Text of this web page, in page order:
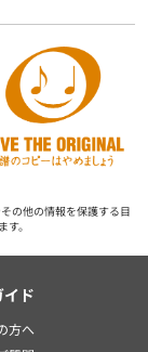
の他の情報を保護する目
。
ド
方へ